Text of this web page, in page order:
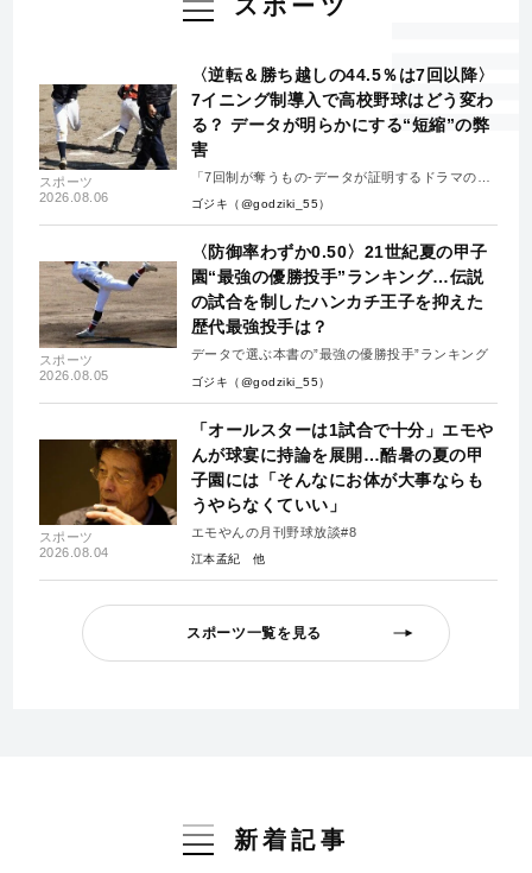
スポーツ
スポーツ
2026.08.06
〈逆転＆勝ち越しの44.5％は7回以降〉
7イニング制導入で高校野球はどう変わ
る？ データが明らかにする“短縮”の弊
害
「7回制が奪うもの-データが証明するドラマの消
失-」
ゴジキ（@godziki_55）
スポーツ
2026.08.05
〈防御率わずか0.50〉21世紀夏の甲子
園“最強の優勝投手”ランキング…伝説
の試合を制したハンカチ王子を抑えた
歴代最強投手は？
データで選ぶ本書の”最強の優勝投手”ランキング
ゴジキ（@godziki_55）
スポーツ
2026.08.04
「オールスターは1試合で十分」エモや
んが球宴に持論を展開…酷暑の夏の甲
子園には「そんなにお体が大事ならも
うやらなくていい」
エモやんの月刊野球放談#8
江本孟紀
スポーツ一覧を見る
新着記事